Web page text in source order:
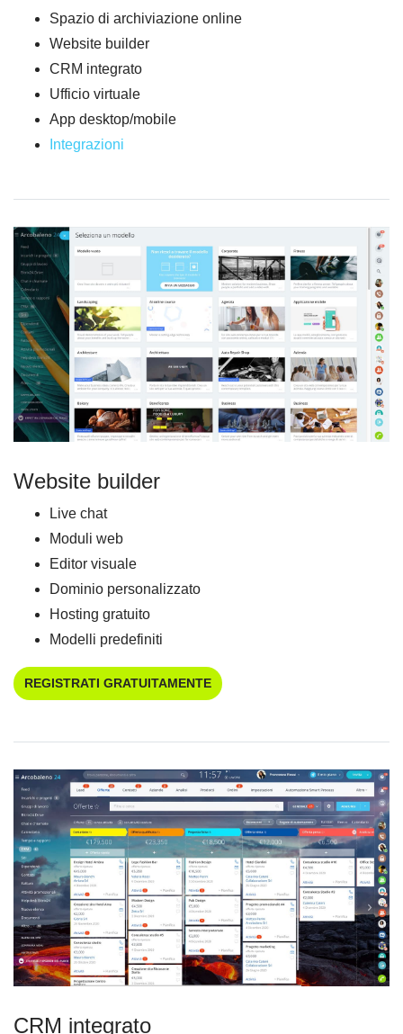
Spazio di archiviazione online
Website builder
CRM integrato
Ufficio virtuale
App desktop/mobile
Integrazioni
Website builder
Live chat
Moduli web
Editor visuale
Dominio personalizzato
Hosting gratuito
Modelli predefiniti
REGISTRATI GRATUITAMENTE
CRM integrato